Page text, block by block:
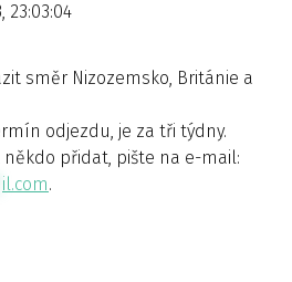
23:03:04
směr Nizozemsko, Británie a
odjezdu, je za tři týdny.
přidat, pište na e-mail:
il.com.